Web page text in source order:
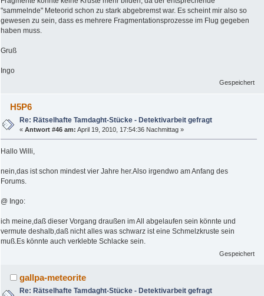
"sammelnde" Meteorid schon zu stark abgebremst war. Es scheint mir also so
gewesen zu sein, dass es mehrere Fragmentationsprozesse im Flug gegeben
haben muss.
Gruß
Ingo
Gespeichert
H5P6
Re: Rätselhafte Tamdaght-Stücke - Detektivarbeit gefragt
«Antwort #46 am: April 19, 2010, 17:54:36 Nachmittag »
Hallo Willi,
nein,das ist schon mindest vier Jahre her.Also irgendwo am Anfang des
Forums.
@ Ingo:
ich meine,daß dieser Vorgang draußen im All abgelaufen sein könnte und
vermute deshalb,daß nicht alles was schwarz ist eine Schmelzkruste sein
muß.Es könnte auch verklebte Schlacke sein.
Gespeichert
gallpa-meteorite
Re: Rätselhafte Tamdaght-Stücke - Detektivarbeit gefragt